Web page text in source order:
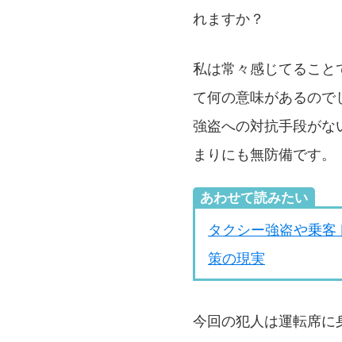
れますか？
私は常々感じてること
て何の意味があるの
強盗への対抗手段がな
まりにも無防備です。
あわせて読みたい
タクシー強盗や乗
策の現実
今回の犯人は運転席に